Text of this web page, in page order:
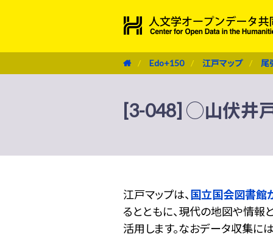
Edo+150 江戸マップ 尾
[3-048] ◯山伏井
江戸マップは、 国立国会図書館
るとともに、現代の地図や情報
活用します。なおデータ収集に